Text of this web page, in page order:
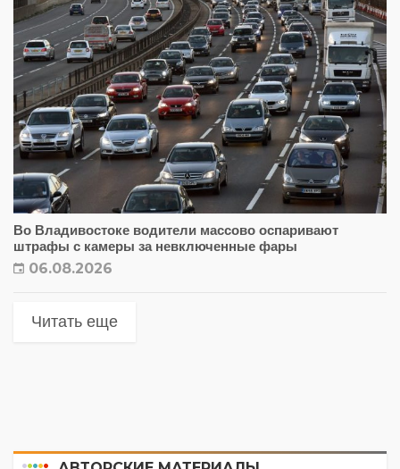
Во Владивостоке водители массово оспаривают
штрафы с камеры за невключенные фары
06.08.2026
Читать еще